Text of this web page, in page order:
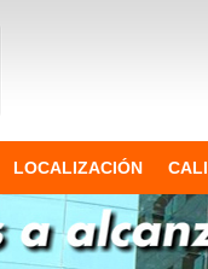
LOCALIZACIÓN